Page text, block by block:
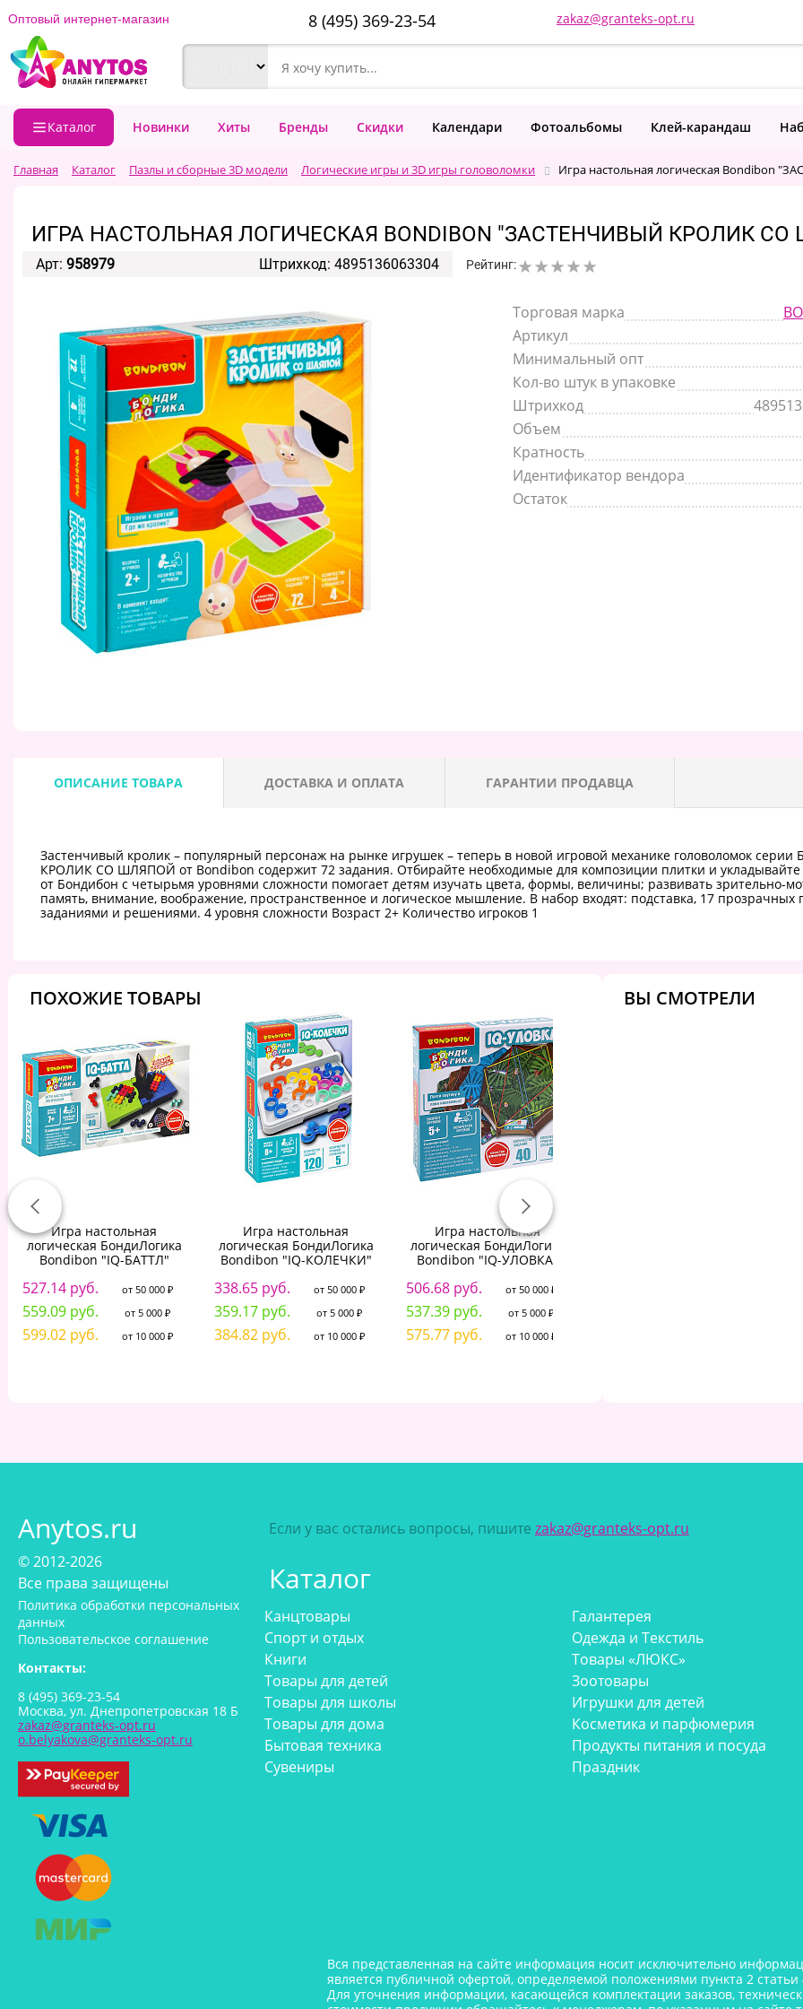
Оптовый интернет-магазин 8 (495) 369-23-54 zakaz@granteks-opt.ru
Каталог Новинки Хиты Бренды Скидки Календари Фотоальбомы Клей-карандаш
Главная Каталог Пазлы и сборные 3D модели Логические игры и 3D игры головоломки Игра настольная логическая Bondibon
ИГРА НАСТОЛЬНАЯ ЛОГИЧЕСКАЯ BONDIBON "ЗАСТЕНЧИВЫЙ КРОЛИК
Арт: 958979 Штрихкод: 4895136063304 Рейтинг:
Торговая марка
Артикул
Минимальный опт
Кол-во штук в упаковке
Штрихкод
Объем
Кратность
Идентификатор вендора
Остаток
ОПИСАНИЕ ТОВАРА ДОСТАВКА И ОПЛАТА ГАРАНТИИ ПРОДАВЦА
Застенчивый кролик – популярный персонаж на рынке игрушек – теперь в новой игровой механике головоломок
КРОЛИК СО ШЛЯПОЙ от Bondibon содержит 72 задания. Отбирайте необходимые для композиции плитки и укладывайте
от Бондибон с четырьмя уровнями сложности помогает детям изучать цвета, формы, величины; развивать
память, внимание, воображение, пространственное и логическое мышление. В набор входят: подставка, 17
заданиями и решениями. 4 уровня сложности Возраст 2+ Количество игроков 1
ПОХОЖИЕ ТОВАРЫ
Игра настольная
логическая БондиЛогика
Bondibon "IQ-БАТТЛ"
527.14 руб. от 50 000 ₽
559.09 руб. от 5 000 ₽
599.02 руб. от 10 000 ₽
Игра настольная
логическая БондиЛогика
Bondibon "IQ-КОЛЕЧКИ"
338.65 руб. от 50 000 ₽
359.17 руб. от 5 000 ₽
384.82 руб. от 10 000 ₽
Игра настольная
логическая БондиЛогика
Bondibon "IQ-УЛОВКА"
506.68 руб. от 50 000 ₽
537.39 руб. от 5 000 ₽
575.77 руб. от 10 000 ₽
ВЫ СМОТРЕЛИ
Anytos.ru
© 2012-2026
Все права защищены
Политика обработки персональных
данных
Пользовательское соглашение
Контакты:
8 (495) 369-23-54
Москва, ул. Днепропетровская 18 Б
zakaz@granteks-opt.ru
o.belyakova@granteks-opt.ru
Если у вас остались вопросы, пишите zakaz@granteks-opt.ru
Каталог
Канцтовары
Спорт и отдых
Книги
Товары для детей
Товары для школы
Товары для дома
Бытовая техника
Сувениры
Галантерея
Одежда и Текстиль
Товары «ЛЮКС»
Зоотовары
Игрушки для детей
Косметика и парфюмерия
Продукты питания и посуда
Праздник
Вся представленная на сайте информация носит исключительно
является публичной офертой, определяемой положениями пункта 2
Для уточнения информации, касающейся комплектации заказов,